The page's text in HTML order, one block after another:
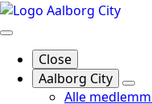
Close
Aalborg City
Alle